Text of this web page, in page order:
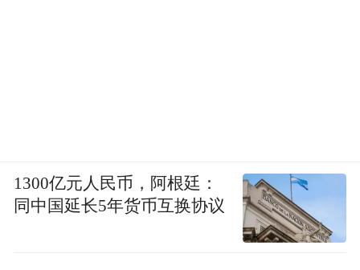
1300亿元人民币，阿根廷：
同中国延长5年货币互换协议